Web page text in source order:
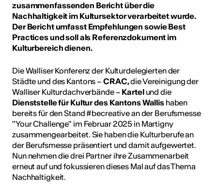
zusammenfassenden Bericht über die
Nachhaltigkeit im Kultursektor verarbeitet wurde.
Der Bericht umfasst Empfehlungen sowie Best
Practices und soll als Referenzdokument im
Kulturbereich dienen.
Die Walliser Konferenz der Kulturdelegierten der
Städte und des Kantons –CRAC,die Vereinigung der
Walliser Kulturdachverbände – Kartel und die
Dienststelle für Kultur des Kantons Wallishaben
bereits für den Stand #becreative an der Berufsmesse
"Your Challenge" im Februar 2025 in Martigny
zusammengearbeitet. Sie haben die Kulturberufe an
der Berufsmesse präsentiert und damit aufgewertet.
Nun nehmen die drei Partner ihre Zusammenarbeit
erneut auf und fokussieren dieses Mal auf das Thema
Nachhaltigkeit.